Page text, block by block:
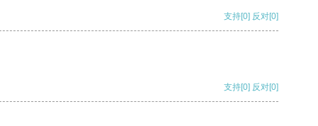
支持[0] 反对[0]
支持[0] 反对[0]